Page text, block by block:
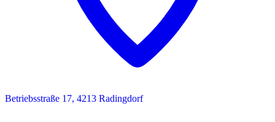
Betriebsstraße 17, 4213 Radingdorf